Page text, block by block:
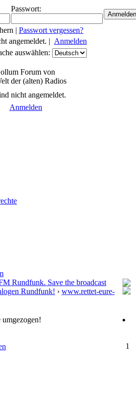
Passwort:
| Passwort vergessen?
angemeldet. | Anmelden
auswählen:
Forum von
der (alten) Radios
nicht angemeldet.
Anmelden
Rundfunk. Save the broadcast
Rundfunk! › www.rettet-eure-
1